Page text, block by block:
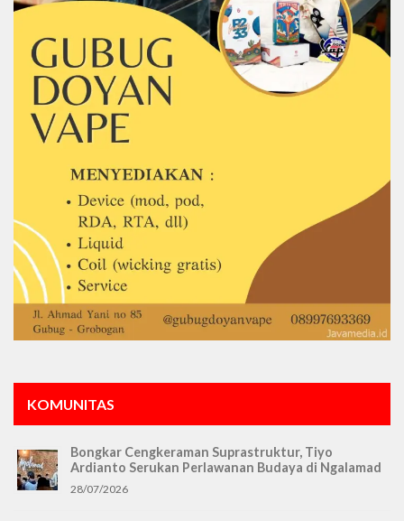
KOMUNITAS
Bongkar Cengkeraman Suprastruktur, Tiyo
Ardianto Serukan Perlawanan Budaya di Ngalamad
28/07/2026